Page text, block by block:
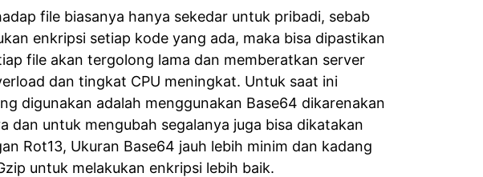
file biasanya hanya sekedar untuk pribadi, sebab
enkripsi setiap kode yang ada, maka bisa dipastikan
file akan tergolong lama dan memberatkan server
dan tingkat CPU meningkat. Untuk saat ini
digunakan adalah menggunakan Base64 dikarenakan
dan untuk mengubah segalanya juga bisa dikatakan
Rot13, Ukuran Base64 jauh lebih minim dan kadang
untuk melakukan enkripsi lebih baik.